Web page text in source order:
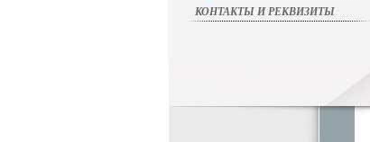
КОНТАКТЫ И РЕКВИЗИТЫ